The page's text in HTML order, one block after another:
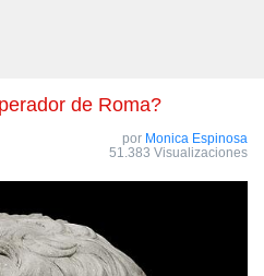
de Roma?
por Monica Espinosa
51.383 Visualizaciones